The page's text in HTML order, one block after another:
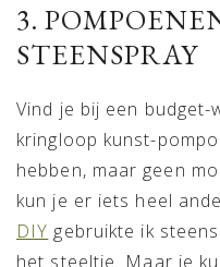
3.
STEENSPRAY
Vind je bij een
kringloop kunst-
hebben, maar geen
kun je er iets heel
DIY gebruikte ik
het steeltje. Maar je